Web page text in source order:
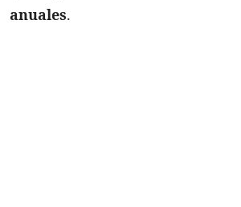
anuales.